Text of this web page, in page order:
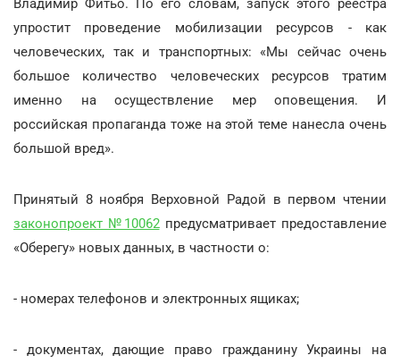
Владимир Фитьо. По его словам, запуск этого реестра
упростит проведение мобилизации ресурсов - как
человеческих, так и транспортных: «Мы сейчас очень
большое количество человеческих ресурсов тратим
именно на осуществление мер оповещения. И
российская пропаганда тоже на этой теме нанесла очень
большой вред».
Принятый 8 ноября Верховной Радой в первом чтении
законопроект №10062предусматривает предоставление
«Оберегу» новых данных, в частности о:
- номерах телефонов и электронных ящиках;
- документах, дающие право гражданину Украины на